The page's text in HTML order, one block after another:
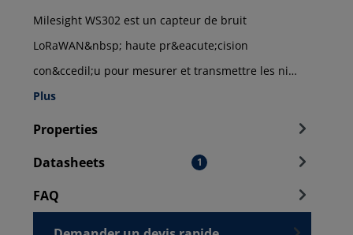
Milesight WS302 est un capteur de bruit
LoRaWAN&nbsp; haute pr&eacute;cision
con&ccedil;u pour mesurer et transmettre les ni…
Plus
Properties
Datasheets
1
FAQ